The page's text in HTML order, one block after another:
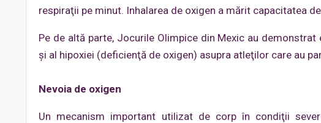
respiraţii pe minut. Inhalarea de oxigen a mărit capacitatea
Pe de altă parte, Jocurile Olimpice din Mexic au
şi al hipoxiei (deficienţă de oxigen) asupra atleţilor care au
Nevoia de oxigen
Un mecanism important utilizat de corp în condiţii